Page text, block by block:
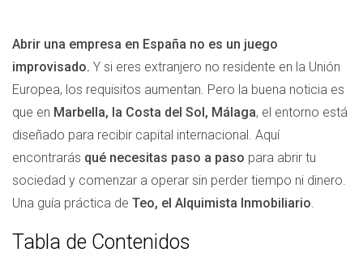
Abrir una empresa en España no es un juego
improvisado. Y si eres extranjero no residente en la Unión
Europea, los requisitos aumentan. Pero la buena noticia es
que en Marbella, la Costa del Sol, Málaga, el entorno está
diseñado para recibir capital internacional. Aquí
encontrarás qué necesitas paso a paso para abrir tu
sociedad y comenzar a operar sin perder tiempo ni dinero.
Una guía práctica de Teo, el Alquimista Inmobiliario.
Tabla de Contenidos